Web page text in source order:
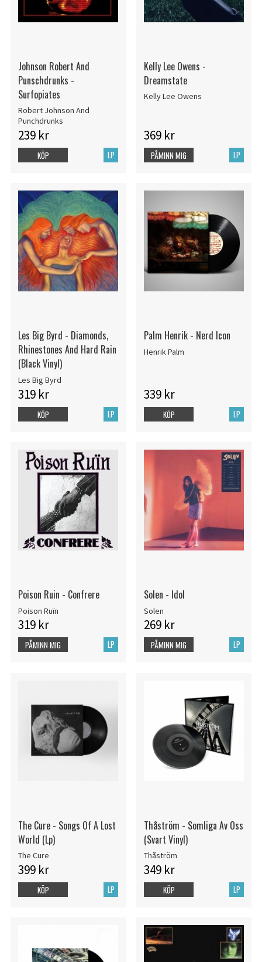
Johnson Robert And
Punschdrunks -
Surfopiates
Robert Johnson And
Punchdrunks
239 kr
LP
KÖP
Kelly Lee Owens -
Dreamstate
Kelly Lee Owens
369 kr
LP
PÅMINN MIG
Les Big Byrd - Diamonds,
Rhinestones And Hard Rain
(Black Vinyl)
Les Big Byrd
319 kr
LP
KÖP
Palm Henrik - Nerd Icon
Henrik Palm
339 kr
LP
KÖP
Poison Ruin - Confrere
Poison Ruïn
319 kr
LP
PÅMINN MIG
Solen - Idol
Solen
269 kr
LP
PÅMINN MIG
The Cure - Songs Of A Lost
World (Lp)
The Cure
399 kr
LP
KÖP
Thåström - Somliga Av Oss
(Svart Vinyl)
Thåström
349 kr
LP
KÖP